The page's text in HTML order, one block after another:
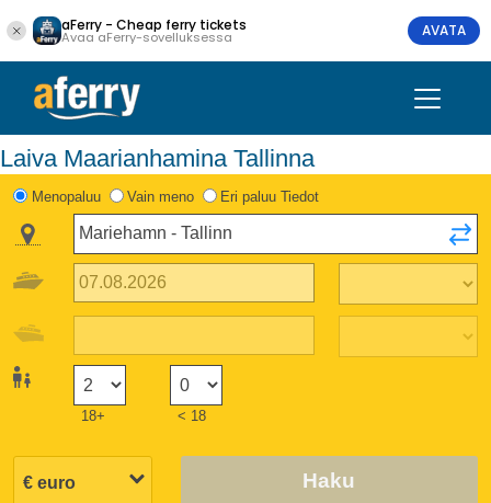
aFerry - Cheap ferry tickets
Avaa aFerry-sovelluksessa AVATA
Laiva Maarianhamina Tallinna
Menopaluu Vain meno Eri paluu Tiedot
18+ < 18
Haku